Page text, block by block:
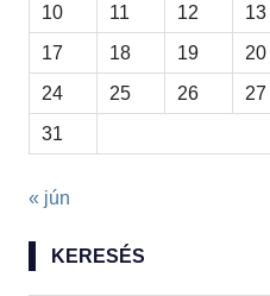
10
11 12 13
17
18 19 20
24
25 26 27
31
« jún
KERESÉS